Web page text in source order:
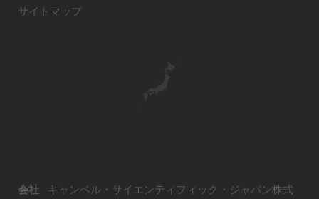
サイトマップ
会社
キャンベル・サイエンティフィック・ジャパン株式